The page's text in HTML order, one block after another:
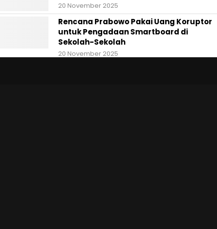
20 November 2025
Rencana Prabowo Pakai Uang Koruptor
untuk Pengadaan Smartboard di
Sekolah-Sekolah
20 November 2025